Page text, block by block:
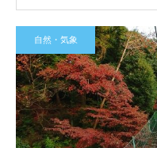
自然・気象